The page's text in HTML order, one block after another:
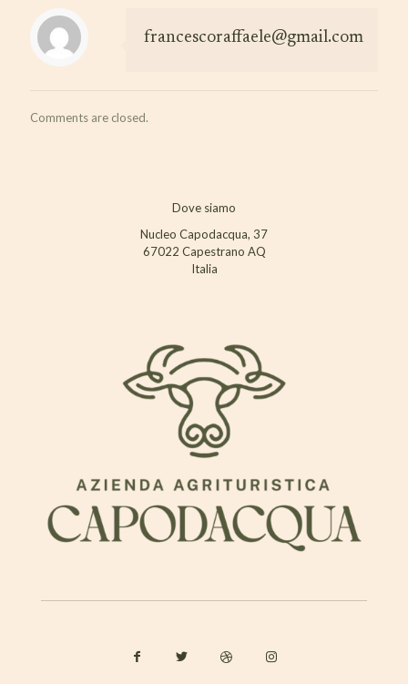
francescoraffaele@gmail.com
Comments are closed.
Dove siamo
Nucleo Capodacqua, 37
67022 Capestrano AQ
Italia